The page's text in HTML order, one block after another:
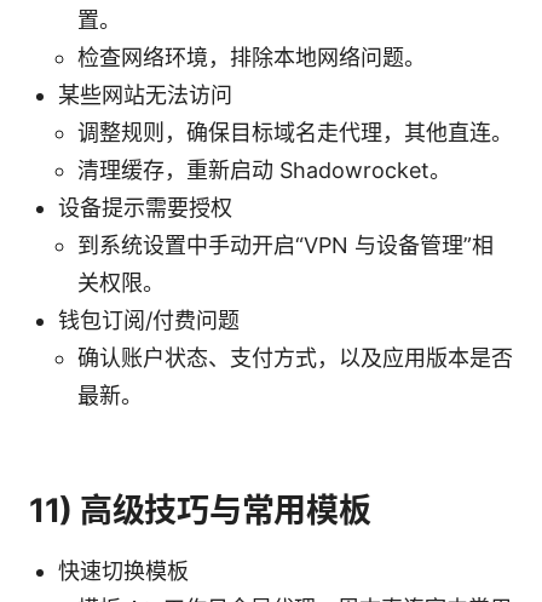
置。
检查网络环境，排除本地网络问题。
某些网站无法访问
调整规则，确保目标域名走代理，其他直连。
清理缓存，重新启动 Shadowrocket。
设备提示需要授权
到系统设置中手动开启“VPN 与设备管理”相
关权限。
钱包订阅/付费问题
确认账户状态、支付方式，以及应用版本是否
最新。
11) 高级技巧与常用模板
快速切换模板